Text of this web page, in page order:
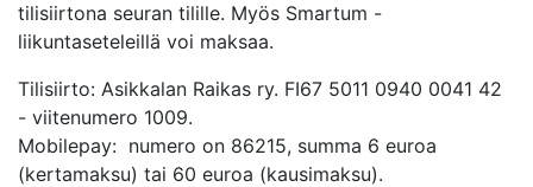
tilisiirtona seuran tilille. Myös Smartum -
liikuntaseteleillä voi maksaa.
Tilisiirto: Asikkalan Raikas ry. FI67 5011 0940 0041 42
- viitenumero 1009.
Mobilepay: numero on 86215, summa 6 euroa
(kertamaksu) tai 60 euroa (kausimaksu).